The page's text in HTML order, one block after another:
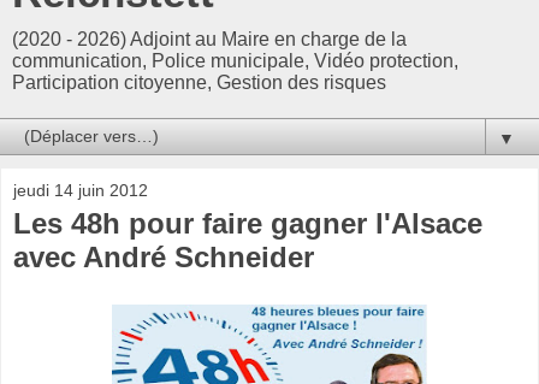
(2020 - 2026) Adjoint au Maire en charge de la
communication, Police municipale, Vidéo protection,
Participation citoyenne, Gestion des risques
▼
jeudi 14 juin 2012
Les 48h pour faire gagner l'Alsace
avec André Schneider